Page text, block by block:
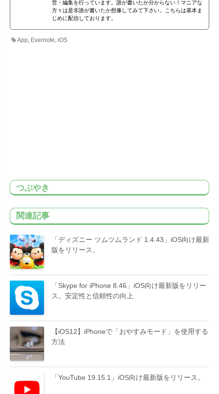
営・編集を行っています。誰が書いたか分からない！マニアな
方々は是非誰が書いたか想像してみて下さい。こちらは基本ま
じめに配信しております。
App Evernote ,iOS
つぶやき
関連記事
「ディズニー ツムツムランド 1.4.43」iOS向け最新
版をリリース。
「Skype for iPhone 8.46」iOS向け最新版をリリー
ス。安定性と信頼性の向上
【iOS12】iPhoneで「おやすみモード」を使用する
方法
「YouTube 19.15.1」iOS向け最新版をリリース。